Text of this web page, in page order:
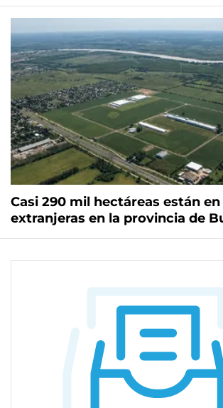
Casi 290 mil hectáreas están
extranjeras en la provincia de